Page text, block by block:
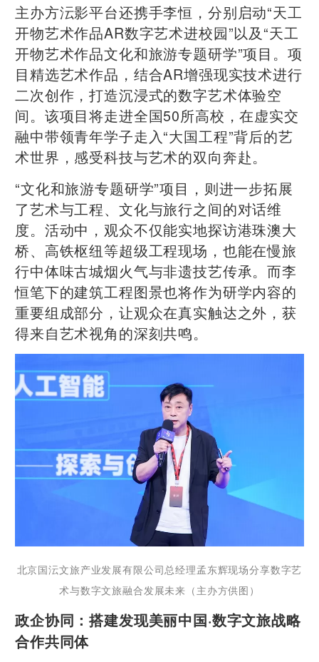
主办方沄影平台还携手李恒，分别启动“天工
开物艺术作品AR数字艺术进校园”以及“天工
开物艺术作品文化和旅游专题研学”项目。项
目精选艺术作品，结合AR增强现实技术进行
二次创作，打造沉浸式的数字艺术体验空
间。该项目将走进全国50所高校，在虚实交
融中带领青年学子走入“大国工程”背后的艺
术世界，感受科技与艺术的双向奔赴。
“文化和旅游专题研学”项目，则进一步拓展
了艺术与工程、文化与旅行之间的对话维
度。活动中，观众不仅能实地探访港珠澳大
桥、高铁枢纽等超级工程现场，也能在慢旅
行中体味古城烟火气与非遗技艺传承。而李
恒笔下的建筑工程图景也将作为研学内容的
重要组成部分，让观众在真实触达之外，获
得来自艺术视角的深刻共鸣。
北京国沄文旅产业发展有限公司总经理孟东辉现场分享数字艺
术与数字文旅融合发展未来（主办方供图）
政企协同：搭建发现美丽中国·数字文旅战略
合作共同体